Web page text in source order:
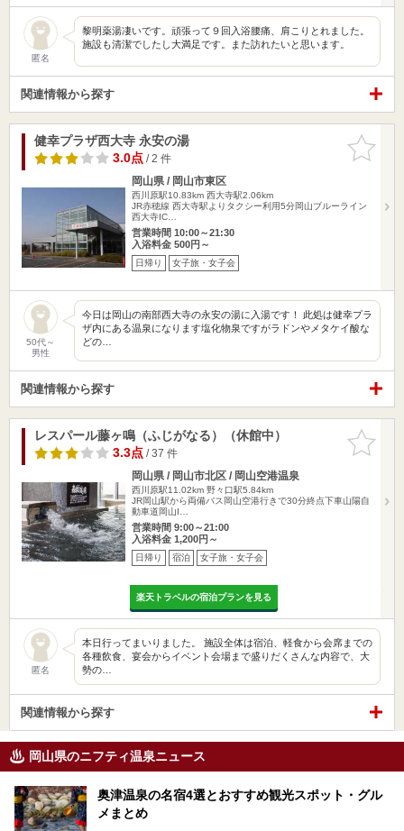
匿名
黎明薬湯凄いです。頑張って９回入浴腰痛、肩こりとれました。
施設も清潔でしたし大満足です。また訪れたいと思います。
関連情報から探す
お気に入
りに追加
健幸プラザ西大寺 永安の湯
3.0点/ 2 件
岡山県 / 岡山市東区
西川原駅10.83km 西大寺駅2.06km
JR赤穂線 西大寺駅よりタクシー利用5分岡山ブルーライン
西大寺IC…
営業時間 10:00～21:30
入浴料金 500円～
日帰り 女子旅・女子会
50代～
男性
今日は岡山の南部西大寺の永安の湯に入湯です！ 此処は健幸プラ
ザ内にある温泉になります塩化物泉ですがラドンやメタケイ酸な
どの…
関連情報から探す
お気に入
りに追加
レスパール藤ヶ鳴（ふじがなる）（休館中）
3.3点/ 37 件
岡山県 / 岡山市北区 / 岡山空港温泉
西川原駅11.02km 野々口駅5.84km
JR岡山駅から両備バス岡山空港行きで30分終点下車山陽自
動車道岡山I…
営業時間 9:00～21:00
入浴料金 1,200円～
日帰り 宿泊 女子旅・女子会
楽天トラベルの宿泊プランを見る
匿名
本日行ってまいりました。 施設全体は宿泊、軽食から会席までの
各種飲食、宴会からイベント会場まで盛りだくさんな内容で、大
勢の…
関連情報から探す
岡山県のニフティ温泉ニュース
奥津温泉の名宿4選とおすすめ観光スポット・グル
メまとめ